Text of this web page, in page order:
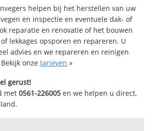
helpen bij het herstellen van uw
en inspectie en eventuele dak- of
reparatie en renovatie of het bouwen
lekkages opsporen en repareren. U
advies en we repareren en reinigen
onzetarieven »
gerust!
met0561-226005 en we helpen u direct,